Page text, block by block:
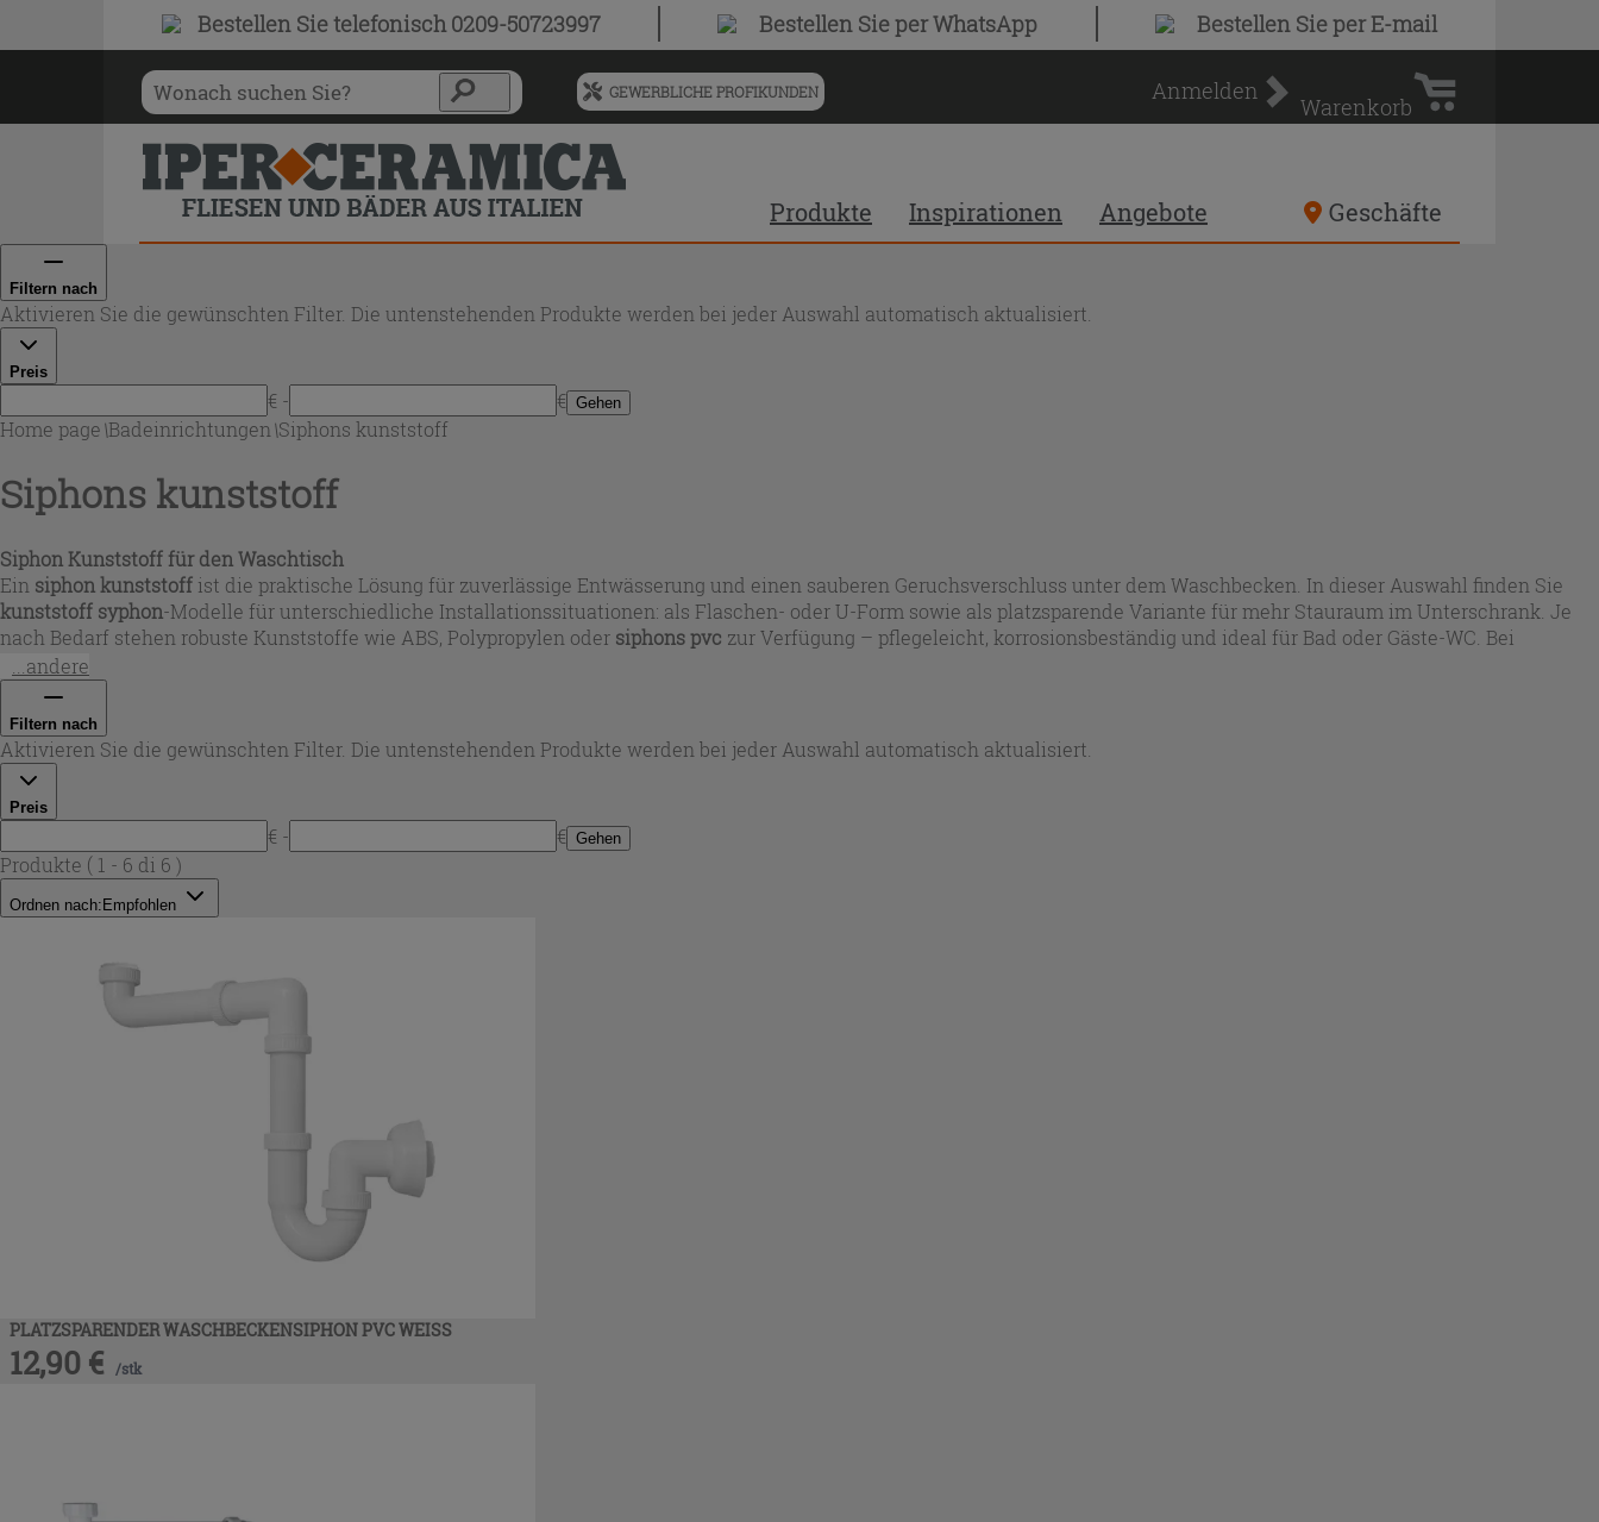
Bestellen Sietelefonisch 0209-50723997 Bestellen Sieper WhatsApp Bestellen Sieper E-mail
Menü
vorgeschlagenen
Siteinhalt
und
Suchprotokoll
GEWERBLICHE PROFIKUNDEN Anmelden
Warenkorb
Warenkorb
Produkte Inspirationen Angebote Geschäfte
Filtern nach
Aktivieren Sie die gewünschten Filter. Die untenstehenden Produkte werden bei jeder Auswahl automatisch aktualisiert.
Preis
€ - € Gehen
Home page\Badeinrichtungen \Siphons kunststoff
Siphons kunststoff
Siphon Kunststoff für den Waschtisch
Ein siphon kunststoff ist die praktische Lösung für zuverlässige Entwässerung und einen sauberen Geruchsverschluss unter dem Waschbecken. In dieser Auswahl finden Sie
kunststoff syphon-Modelle für unterschiedliche Installationssituationen: als Flaschen- oder U-Form sowie als platzsparende Variante für mehr Stauraum im Unterschrank. Je
nach Bedarf stehen robuste Kunststoffe wie ABS, Polypropylen oder siphons pvc zur Verfügung – pflegeleicht, korrosionsbeständig und ideal für Bad oder Gäste-WC. Bei
Iperceramica wählen Sie den passenden
...andere
Filtern nach
Aktivieren Sie die gewünschten Filter. Die untenstehenden Produkte werden bei jeder Auswahl automatisch aktualisiert.
Preis
€ - € Gehen
Produkte ( 1 - 6 di 6 )
Ordnen nach: Empfohlen
PLATZSPARENDER WASCHBECKENSIPHON PVC WEISS
12,90 € /stk